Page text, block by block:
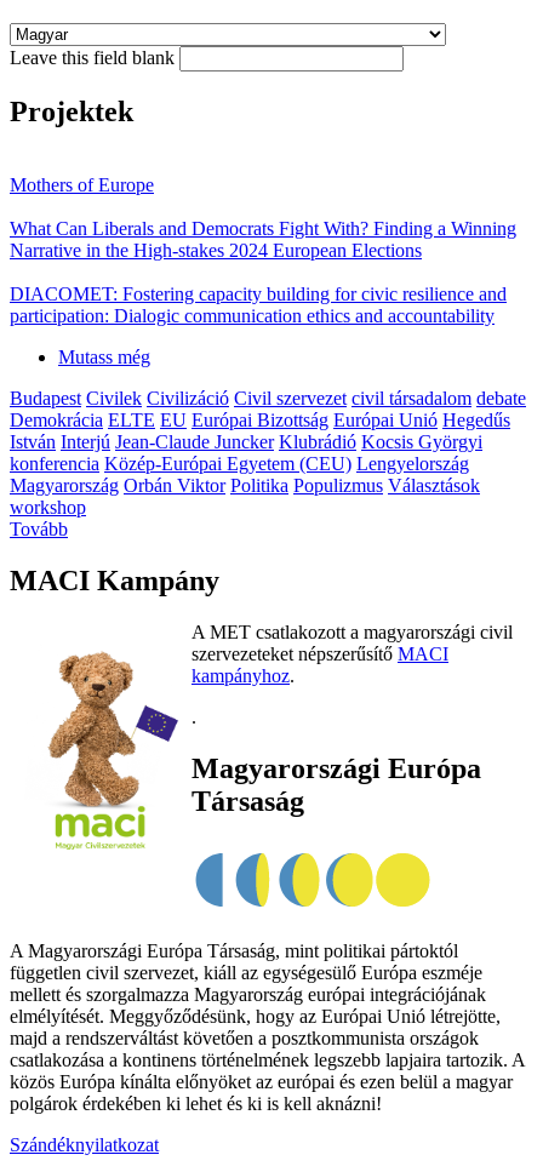
Leave this field blank
Projektek
Mothers of Europe
What Can Liberals and Democrats Fight With? Finding a Winning
Narrative in the High-stakes 2024 European Elections
DIACOMET: Fostering capacity building for civic resilience and
participation: Dialogic communication ethics and accountability
Mutass még
Budapest Civilek Civilizáció Civil szervezet civil társadalom debate
Demokrácia ELTE EU Európai Bizottság Európai Unió Hegedűs
István Interjú Jean-Claude Juncker Klubrádió Kocsis Györgyi
konferencia Közép-Európai Egyetem (CEU) Lengyelország
Magyarország Orbán Viktor Politika Populizmus Választások
workshop
Tovább
MACI Kampány
A MET csatlakozott a magyarországi civil
szervezeteket népszerűsítő MACI
kampányhoz.
.
Magyarországi Európa
Társaság
A Magyarországi Európa Társaság, mint politikai pártoktól
független civil szervezet, kiáll az egységesülő Európa eszméje
mellett és szorgalmazza Magyarország európai integrációjának
elmélyítését. Meggyőződésünk, hogy az Európai Unió létrejötte,
majd a rendszerváltást követően a posztkommunista országok
csatlakozása a kontinens történelmének legszebb lapjaira tartozik. A
közös Európa kínálta előnyöket az európai és ezen belül a magyar
polgárok érdekében ki lehet és ki is kell aknázni!
Szándéknyilatkozat